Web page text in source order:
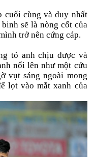
cuối cùng và duy nhất
sẽ là nòng cốt của
trở nên cứng cáp.
tỏ anh chịu được và
nổi lên như một cứu
vụt sáng ngoài mong
lọt vào mắt xanh của